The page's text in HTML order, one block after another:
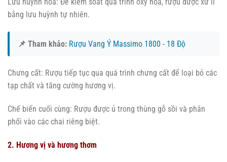
bằng lưu huỳnh tự nhiên.
📌 Tham khảo: Rượu Vang Ý Massimo 1800 - 18 Độ
Chưng cất: Rượu tiếp tục qua quá trình chưng cất để loại bỏ các
tạp chất và tăng cường hương vị.
Chế biến cuối cùng: Rượu được ủ trong thùng gỗ sồi và phân
phối vào các chai riêng biệt.
2. Hương vị và hương thơm